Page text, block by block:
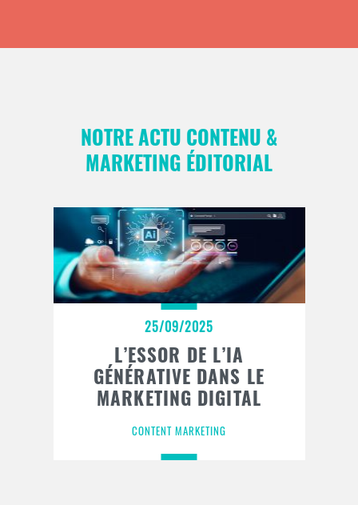
NOTRE ACTU CONTENU &
MARKETING ÉDITORIAL
25/09/2025
L’ESSOR DE L’IA
GÉNÉRATIVE DANS LE
MARKETING DIGITAL
CONTENT MARKETING